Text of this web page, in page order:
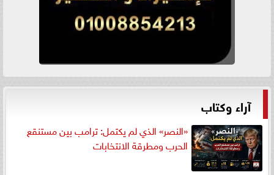
آراء وكتاب
«النصر» الذي لم يكتمل: ترامب بين مستنقع
الحرب ومطرقة الانتخابات